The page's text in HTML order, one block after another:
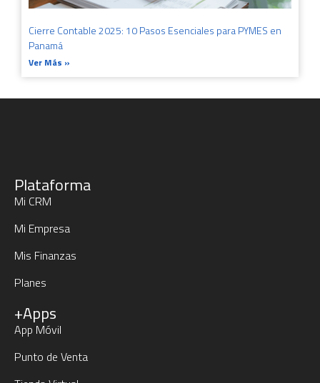
Cierre Contable 2025: 10 Pasos Esenciales para PYMES en
Panamá
Ver Más »
Plataforma
Mi CRM
Mi Empresa
Mis Finanzas
Planes
+Apps
App Móvil
Punto de Venta